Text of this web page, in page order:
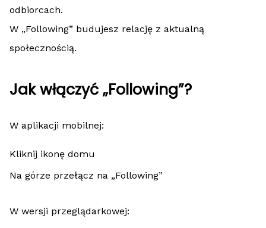
odbiorcach.
W „Following” budujesz relację z aktualną
społecznością.
Jak włączyć „Following”?
W aplikacji mobilnej:
Kliknij ikonę domu
Na górze przełącz na „Following”
W wersji przeglądarkowej: